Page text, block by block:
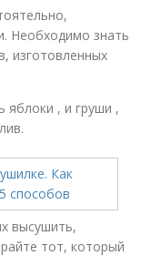
Необходимо знать
изготовленных
яблоки , и груши ,
высушить,
тот, который